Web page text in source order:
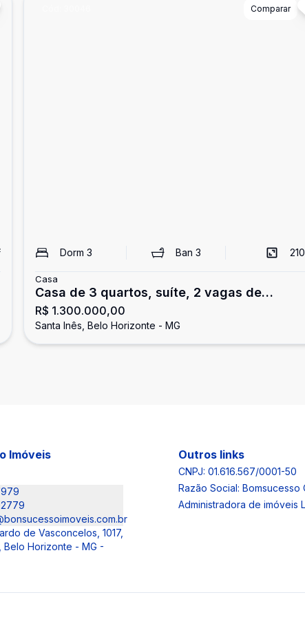
Comparar
Dorm 3 Ban 3 210
Casa
Casa de 3 quartos, suíte, 2 vagas de
garagem, Bairro Santa Inês, Belo
Horizonte/MG
R$ 1.300.000,00
Santa Inês, Belo Horizonte - MG
Imóveis
de Vasconcelos, 1017,
Belo Horizonte - MG -
Outros links
CNPJ: 01.616.567/0001-50
Razão Social: Bomsucesso
Administradora de imóveis